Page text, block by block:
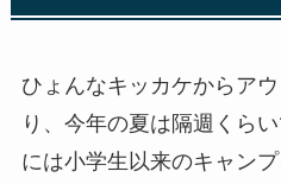
ひょんなキッカケからア
り、今年の夏は隔週くら
には小学生以来のキャン